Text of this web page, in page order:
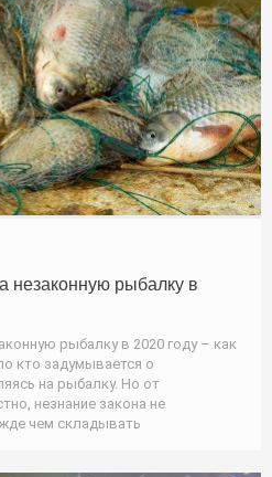
незаконную рыбалку в
рыбалку в 2020 году – как
кто задумывается о
на рыбалку. Но от
незнание закона не
чем складывать